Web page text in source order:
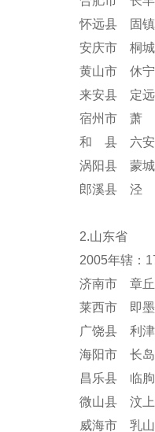
怀远县 固
安庆市 桐
黄山市 休
来安县 定
宿州市 萧
和 县 六
涡阳县 蒙
郎溪县 泾
2.山东省
2005年辖：
济南市 章
莱西市 即
广饶县 利
海阳市 长
昌乐县 临
微山县 汶
威海市 乳